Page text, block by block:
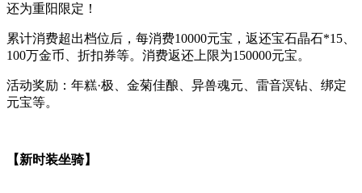
还为重阳限定！
累计消费超出档位后，每消费10000元宝，返还宝石晶石*15、
100万金币、折扣券等。消费返还上限为150000元宝。
活动奖励：年糕·极、金菊佳酿、异兽魂元、雷音溟钻、绑定
元宝等。
【新时装坐骑】